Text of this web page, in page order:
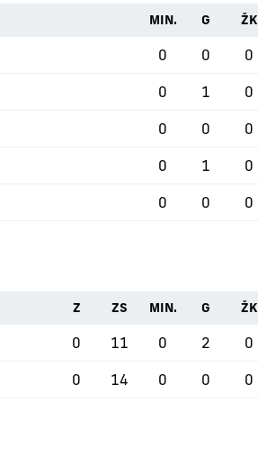
MIN. G ŽK
0 0 0
0 1 0
0 0 0
0 1 0
0 0 0
Z ZS MIN. G ŽK
0 11 0 2 0
0 14 0 0 0